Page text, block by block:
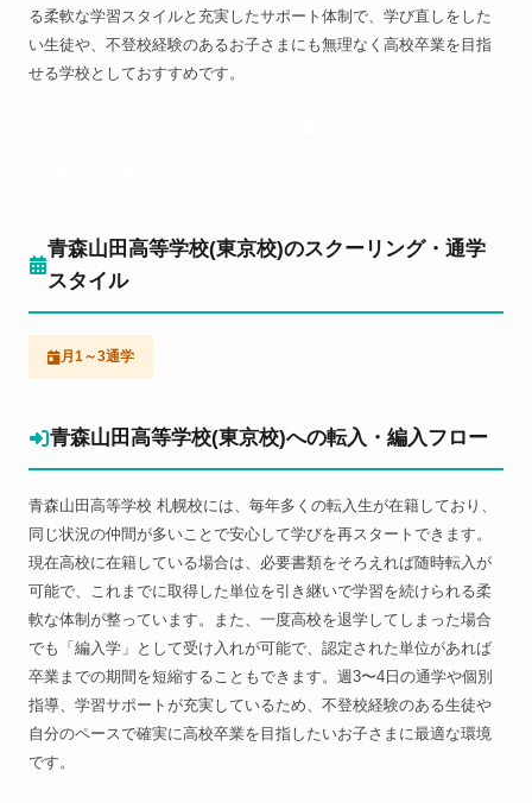
る柔軟な学習スタイルと充実したサポート体制で、学び直しをした
い生徒や、不登校経験のあるお子さまにも無理なく高校卒業を目指
せる学校としておすすめです。
青森山田高等学校(東京校)のスクーリング・通学
スタイル
月1～3通学
青森山田高等学校(東京校)への転入・編入フロー
青森山田高等学校 札幌校には、毎年多くの転入生が在籍しており、
同じ状況の仲間が多いことで安心して学びを再スタートできます。
現在高校に在籍している場合は、必要書類をそろえれば随時転入が
可能で、これまでに取得した単位を引き継いで学習を続けられる柔
軟な体制が整っています。また、一度高校を退学してしまった場合
でも「編入学」として受け入れが可能で、認定された単位があれば
卒業までの期間を短縮することもできます。週3〜4日の通学や個別
指導、学習サポートが充実しているため、不登校経験のある生徒や
自分のペースで確実に高校卒業を目指したいお子さまに最適な環境
です。